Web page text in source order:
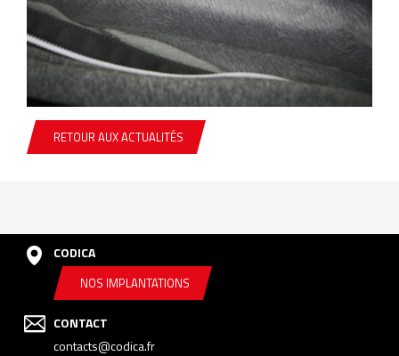
RETOUR AUX ACTUALITÉS
CODICA
NOS IMPLANTATIONS
CONTACT
contacts@codica.fr